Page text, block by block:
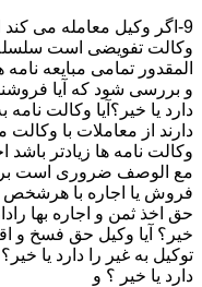
9-اگر وکیل معامله می
وکالت تفویضی است
المقدور تمامی مبایعه
و بررسی شود که آیا
دارد یا خیر؟آیا وکالت
دارند از معاملات با
وکالت نامه ها زیادتر
مع الوصف ضروری است
فروش یا اجاره با هرشخص و
حق اخذ ثمن و اجاره بها
خیر؟ آیا وکیل حق فسخ و
توکیل به غیر را دارد یا
دارد یا خیر ؟ و